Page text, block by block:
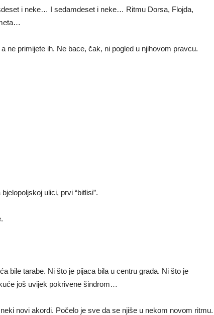
i neke… I sedamdeset i neke… Ritmu Dorsa, Flojda,
ne primijete ih. Ne bace, čak, ni pogled u njihovom pravcu.
ulici, prvi “bitlisi”.
bile tarabe. Ni što je pijaca bila u centru grada. Ni što je
još uvijek pokrivene šindrom…
novi akordi. Počelo je sve da se njiše u nekom novom ritmu.